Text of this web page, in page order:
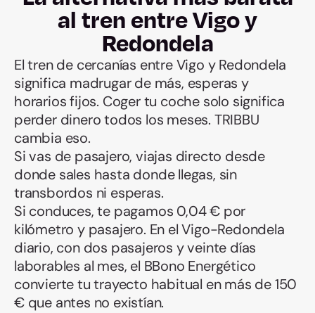
al tren entre Vigo y
Redondela
El tren de cercanías entre Vigo y Redondela
significa madrugar de más, esperas y
horarios fijos. Coger tu coche solo significa
perder dinero todos los meses. TRIBBU
cambia eso.
Si vas de pasajero, viajas directo desde
donde sales hasta donde llegas, sin
transbordos ni esperas.
Si conduces, te pagamos 0,04 € por
kilómetro y pasajero. En el Vigo-Redondela
diario, con dos pasajeros y veinte días
laborables al mes, el BBono Energético
convierte tu trayecto habitual en más de 150
€ que antes no existían.